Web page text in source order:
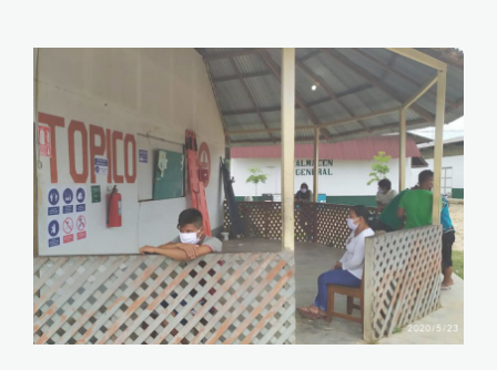
empresa-y-
trabajadore—-Ocho-
Sur-1_0